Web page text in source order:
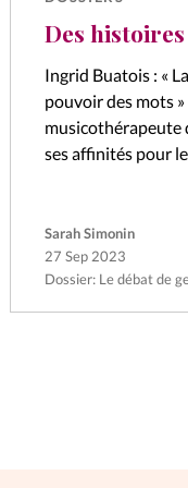
Des
Ingrid Buatois : «
pouvoir des mots
musicothérapeute
ses affinités pour
Dossier: Le débat de
Sarah Simonin
27 Sep 2023